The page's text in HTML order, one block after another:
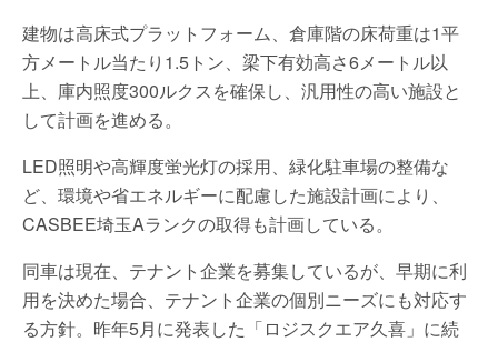
建物は高床式プラットフォーム、倉庫階の床荷重は1平
方メートル当たり1.5トン、梁下有効高さ6メートル以
上、庫内照度300ルクスを確保し、汎用性の高い施設と
して計画を進める。
LED照明や高輝度蛍光灯の採用、緑化駐車場の整備な
ど、環境や省エネルギーに配慮した施設計画により、
CASBEE埼玉Aランクの取得も計画している。
同車は現在、テナント企業を募集しているが、早期に利
用を決めた場合、テナント企業の個別ニーズにも対応す
る方針。昨年5月に発表した「ロジスクエア久喜」に続